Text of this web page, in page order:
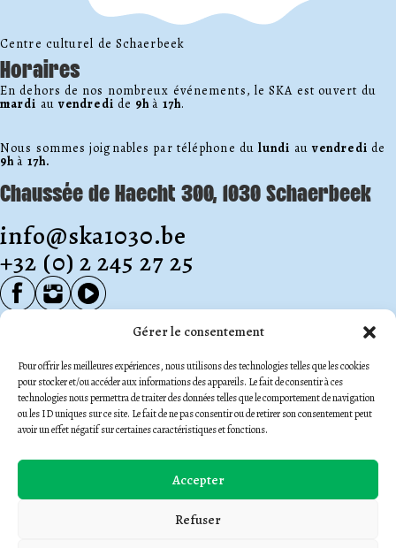
Gérer le consentement
Pour offrir les meilleures expériences, nous utilisons des technologies telles que les cookies
pour stocker et/ou accéder aux informations des appareils. Le fait de consentir à ces
technologies nous permettra de traiter des données telles que le comportement de navigation
ou les ID uniques sur ce site. Le fait de ne pas consentir ou de retirer son consentement peut
avoir un effet négatif sur certaines caractéristiques et fonctions.
Accepter
Refuser
Centre culturel de Schaerbeek
Horaires
En dehors de nos nombreux événements, le SKA est ouvert du
mardi auvendredi de 9h à 17h.
Nous sommes joignables par téléphone du lundi auvendredi de
9h à 17h.
Chaussée de Haecht 300, 1030 Schaerbeek
info@ska1030.be
+32 (0) 2 245 27 25
Inscription Newsletter
(Nécessaire)
Politique de confidentialité (Nécessaire)
J'accepte le stockage et le traitement de mes données